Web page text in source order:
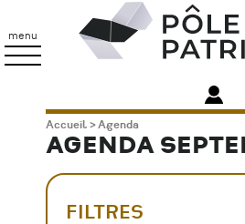
contenu
principal
menu
Patrimoine
Fil
d'Ariane
Accueil Agenda
AGENDA
FILTRES